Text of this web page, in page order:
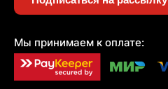
Мы принимаем к оплате: